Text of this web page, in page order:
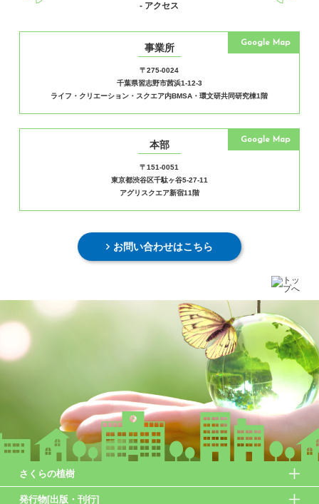
- アクセス
事業所
〒275-0024
千葉県習志野市茜浜1-12-3
ライフ・クリエーション・スクエア内BMSA・環文研共同研究棟1階
Google Map
本部
〒151-0051
東京都渋谷区千駄ヶ谷5-27-11
アグリスクエア新宿11階
Google Map
お問い合わせはこちら
さくらの植樹
発行物[出版・刊行]